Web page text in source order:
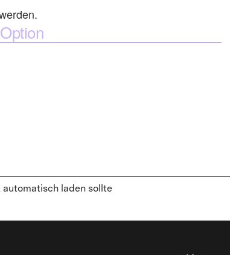
automatisch laden sollte